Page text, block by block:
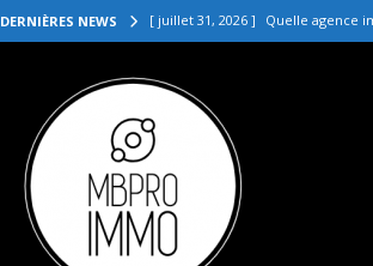
DERNIÈRES NEWS [ juillet 31, 2026 ] Quelle agence
[ juillet 27, 2026 ]
[ juillet 23, 2026 ]
[ juillet 19, 2026 ]
[ août 4, 2026 ]